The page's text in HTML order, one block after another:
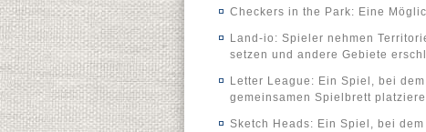
Checkers in the Park: Eine
Land-io: Spieler nehmen
setzen und andere Gebiete
Letter League: Ein Spiel, bei
gemeinsamen Spielbrett
Sketch Heads: Ein Spiel, bei